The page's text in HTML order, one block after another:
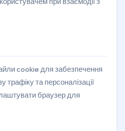
cookie для забезпечення
трафіку та персоналізації
браузер для